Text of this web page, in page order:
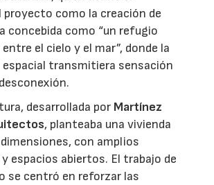
proyecto como la creación de
concebida como “un refugio
el cielo y el mar”, donde la
espacial transmitiera sensación
desarrollada por Martínez
, planteaba una vivienda
con amplios
espacios abiertos. El trabajo de
se centró en reforzar las